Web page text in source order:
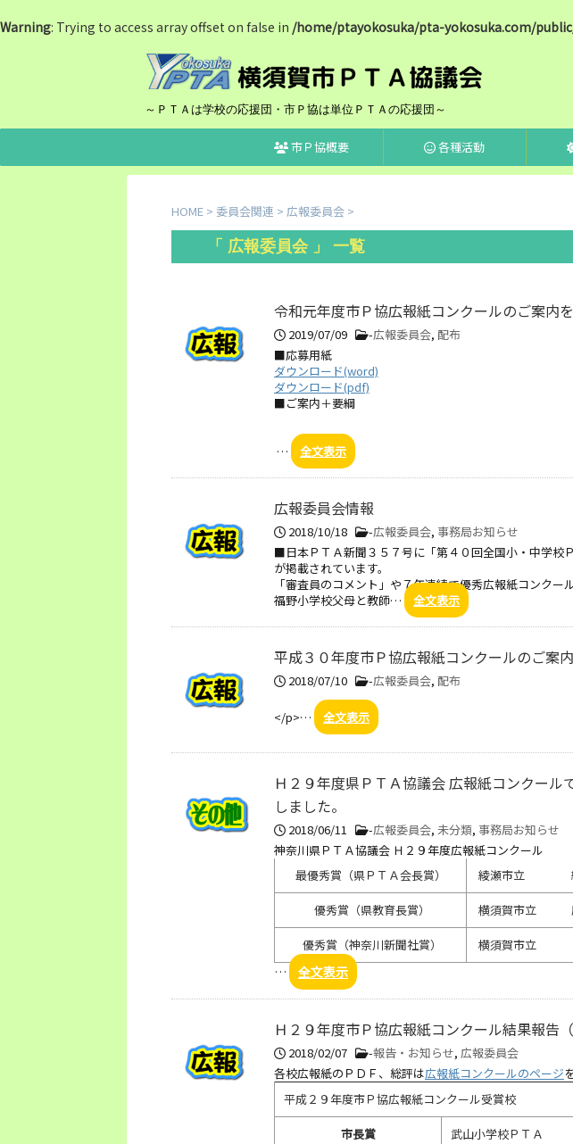
Warning: Trying to access array offset on false in /home/ptayokosuka/pta-yokosuka.com/
～ＰＴＡは学校の応援団・市Ｐ協は単位ＰＴＡの応援団～
市Ｐ協概要 各種活動
HOME > 委員会関連 > 広報委員会 >
「 広報委員会 」 一覧
令和元年度市Ｐ協広報紙コンクールのご案内
2019/07/09 -広報委員会, 配布
■応募用紙
ダウンロード(word)
ダウンロード(pdf)
■ご案内＋要綱
… 全文表示
広報委員会情報
2018/10/18 -広報委員会, 事務局お知らせ
■日本ＰＴＡ新聞３５７号に「第４０回全国小・中学校
が掲載されています。
「審査員のコメント」や７年連続で優秀広報紙コンク
福野小学校父母と教師…
全文表示
平成３０年度市Ｐ協広報紙コンクールのご案
2018/07/10 -広報委員会, 配布
</p>… 全文表示
Ｈ２９年度県ＰＴＡ協議会 広報紙コンクール
しました。
2018/06/11 -広報委員会, 未分類, 事務局お知らせ
神奈川県ＰＴＡ協議会 Ｈ２９年度広報紙コンクール
最優秀賞（県ＰＴＡ会長賞）
綾瀬市立 綾
優秀賞（県教育長賞） 横須賀市立 鷹
優秀賞（神奈川新聞社賞） 横須賀市立
… 全文表示
Ｈ２９年度市Ｐ協広報紙コンクール結果報告
2018/02/07 -報告・お知らせ, 広報委員会
各校広報紙のＰＤＦ、総評は広報紙コンクールのページ
平成２９年度市Ｐ協広報紙コンクール受賞校
市長賞 武山小学校ＰＴＡ